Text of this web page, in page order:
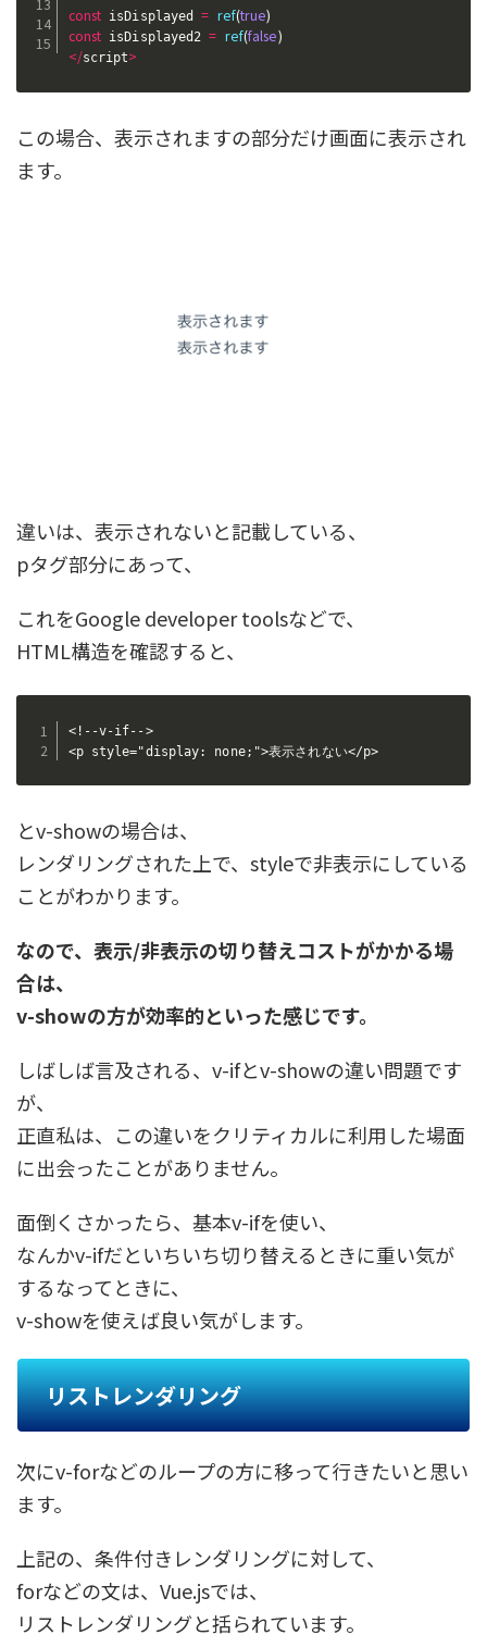
const isDisplayed = ref(true)
const isDisplayed2 = ref(false)
</script>
この場合、表示されますの部分だけ画面に表示され
ます。
違いは、表示されないと記載している、
pタグ部分にあって、
これをGoogle developer toolsなどで、
HTML構造を確認すると、
<!--v-if-->
<p style="display: none;">表示されない</p>
とv-showの場合は、
レンダリングされた上で、styleで非表示にしている
ことがわかります。
なので、表示/非表示の切り替えコストがかかる場
合は、
v-showの方が効率的といった感じです。
しばしば言及される、v-ifとv-showの違い問題です
が、
正直私は、この違いをクリティカルに利用した場面
に出会ったことがありません。
面倒くさかったら、基本v-ifを使い、
なんかv-ifだといちいち切り替えるときに重い気が
するなってときに、
v-showを使えば良い気がします。
リストレンダリング
次にv-forなどのループの方に移って行きたいと思い
ます。
上記の、条件付きレンダリングに対して、
forなどの文は、Vue.jsでは、
リストレンダリングと括られています。